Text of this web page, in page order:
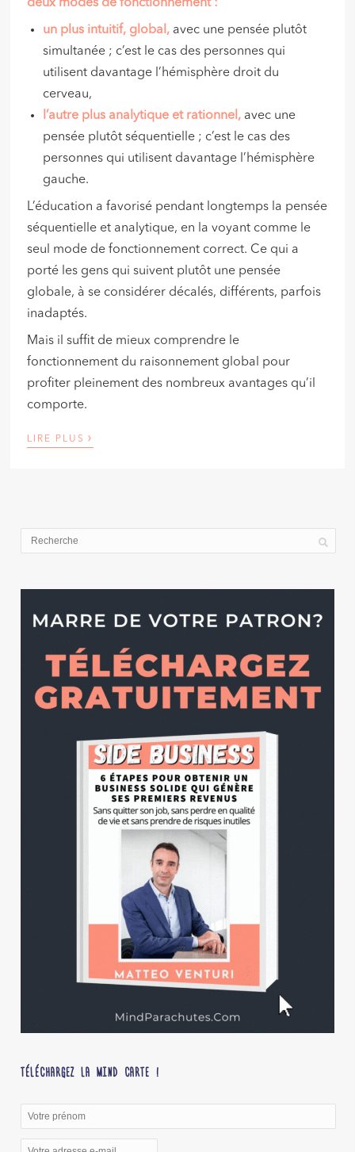
deux modes de fonctionnement :
un plus intuitif, global, avec une pensée plutôt
simultanée ; c’est le cas des personnes qui
utilisent davantage l’hémisphère droit du
cerveau,
l’autre plus analytique et rationnel, avec une
pensée plutôt séquentielle ; c’est le cas des
personnes qui utilisent davantage l’hémisphère
gauche.
L’éducation a favorisé pendant longtemps la pensée
séquentielle et analytique, en la voyant comme le
seul mode de fonctionnement correct. Ce qui a
porté les gens qui suivent plutôt une pensée
globale, à se considérer décalés, différents, parfois
inadaptés.
Mais il suffit de mieux comprendre le
fonctionnement du raisonnement global pour
profiter pleinement des nombreux avantages qu’il
comporte.
LIRE PLUS ›
TÉLÉCHARGEZ LA MIND CARTE !